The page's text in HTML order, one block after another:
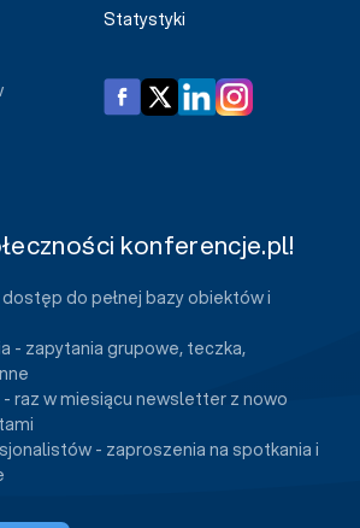
Statystyki
konferencje.pl!
do pełnej bazy obiektów i
- zapytania grupowe, teczka,
raz w miesiącu newsletter z nowo
- zaproszenia na spotkania i